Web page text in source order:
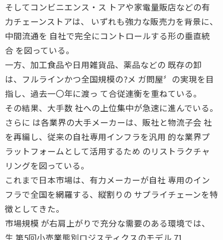
そしてコンビニエンス・ス トアや家電量販店などの有
力チェーンストアは、 いずれも強力な販売力を背景に、
中間流通を 自社で完全にコントロールする形の垂直統
合 を図っている。
一方、加工食品や日用雑貨品、薬品などの 既存の卸
は、フルラインかつ全国規模の?メ ガ問屋〞の実現を目
指し、過去一〇年に渡っ て合従連衡を重ねている。
その結果、大手数 社への上位集中が急速に進んでいる。
さらに は各業界の大手メーカーは、販社と物流子会 社
を再編し、従来の自社専用インフラを汎用 的な業界プ
ラットフォームとして活用するため のリストラクチャ
リングを図っている。
これまで日本市場は、有力メーカーが自社 専用のイン
フラで全国を網羅する、縦割りの サプライチェーンを特
徴としてきた。
市場規模 が右肩上がりで充分な需要のある環境では、
生 第5回小売業態別ロジスティクスのモデル 71